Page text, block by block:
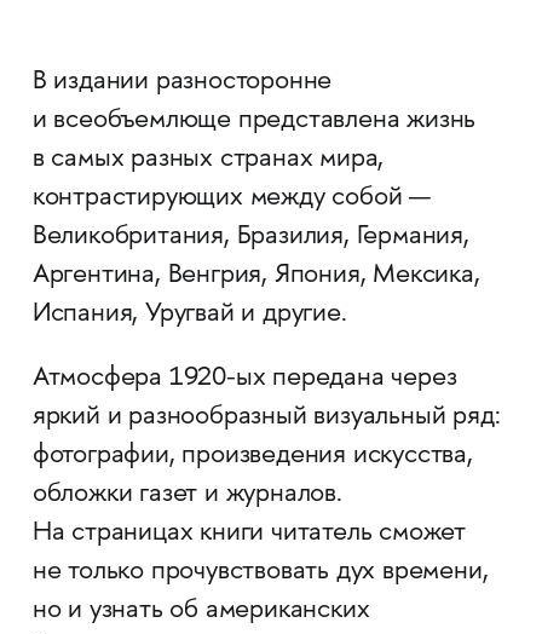
В издании разносторонне
и всеобъемлюще представлена жизнь
в самых разных странах мира,
контрастирующих между собой —
Великобритания, Бразилия, Германия,
Аргентина, Венгрия, Япония, Мексика,
Испания, Уругвай и другие.
Атмосфера 1920-ых передана через
яркий и разнообразный визуальный ряд:
фотографии, произведения искусства,
обложки газет и журналов.
На страницах книги читатель сможет
не только прочувствовать дух времени,
но и узнать об американских